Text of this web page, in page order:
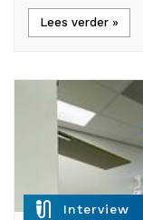
Lees verder »
mic_external_on Interview